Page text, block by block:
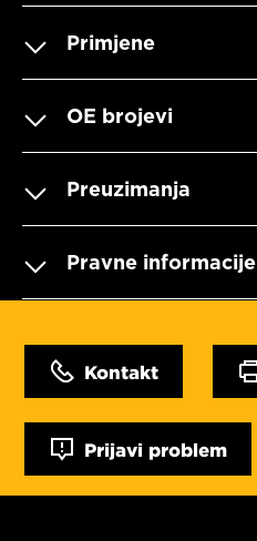
Primjene
OE brojevi
Preuzimanja
Pravne informacije
Kontakt
Prijavi problem